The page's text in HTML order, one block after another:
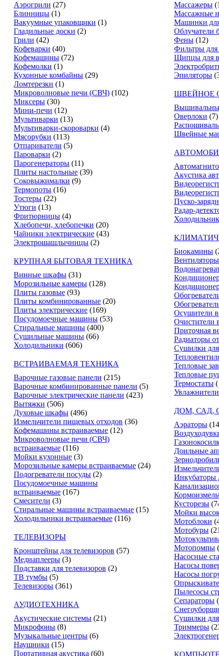
Аэрогрили (27)
Блинницы (1)
Вакуумные упаковщики (1)
Гладильные доски (2)
Грили (42)
Кофеварки (40)
Кофемашины (72)
Кофемолки (1)
Кухонные комбайны (29)
Ломтерезки (1)
Микроволновые печи (СВЧ) (102)
Миксеры (30)
Мини-печи (12)
Мультиварки (13)
Мультиварки-скороварки (4)
Мясорубки (113)
Отпариватели (5)
Пароварки (2)
Парогенераторы (11)
Плиты настольные (39)
Соковыжималки (9)
Термопоты (16)
Тостеры (22)
Утюги (13)
Фритюрницы (4)
Хлебопечи, хлебопечки (20)
Чайники электрические (43)
Электрошашлычницы (2)
КРУПНАЯ БЫТОВАЯ ТЕХНИКА
Винные шкафы (31)
Морозильные камеры (128)
Плиты газовые (93)
Плиты комбинированные (20)
Плиты электрические (169)
Посудомоечные машины (53)
Стиральные машины (400)
Сушильные машины (66)
Холодильники (606)
ВСТРАИВАЕМАЯ ТЕХНИКА
Варочные газовые панели (215)
Варочные комбинированные панели (5)
Варочные электрические панели (423)
Вытяжки (506)
Духовые шкафы (496)
Измельчители пищевых отходов (36)
Кофемашины встраиваемые (12)
Микроволновые печи (СВЧ)
встраиваемые (116)
Мойки кухонные (3)
Морозильные камеры встраиваемые (24)
Подогреватели посуды (2)
Посудомоечные машины
встраиваемые (167)
Смесители (3)
Стиральные машины встраиваемые (15)
Холодильники встраиваемые (116)
ТЕЛЕВИЗОРЫ
Кронштейны для телевизоров (57)
Медиаплееры (3)
Подставки для телевизоров (2)
ТВ тумбы (5)
Телевизоры (361)
АУДИОТЕХНИКА
Акустические системы (21)
Микрофоны (8)
Музыкальные центры (6)
Наушники (15)
Портативная акустика (60)
Массажеры
Массажные
Машинки
Облучатели
Фены (12)
Фильтры
Щипцы для
Эпиляторы
ШВЕЙНОЕ
Оверлоки (7)
Швейные
Акустика
Пуско-
Радар-
Биокамины
Вентиляторы
Осушители
Очистители
Приточная
Радиаторы
Сушилки
Тепловые
Тепловые
Термостаты
ДОМ, САД,
Аэраторы
Доильные
Инкубаторы
Кусторезы
Мойки
Мотоблоки
Мотобуры
Мотопомпы
Насосные
Насосы
Насосы
Пылесосы
Сепараторы
Сушилки
Триммеры